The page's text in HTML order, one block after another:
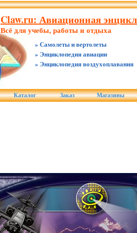
Claw.ru: Авиационная
Всё для учебы, работы и отдыха
» Самолеты и вертолеты
» Энциклопедия авиации
» Энциклопедия воздухоплавания
Каталог Заказ Магазины